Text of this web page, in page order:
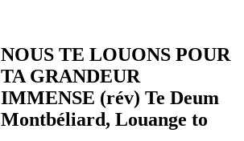
NOUS TE LOUONS POUR
TA GRANDEUR
IMMENSE (rév) Te Deum
Montbéliard, Louange to